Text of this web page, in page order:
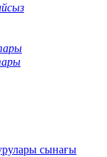
сынағы